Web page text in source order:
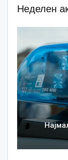
Неделен